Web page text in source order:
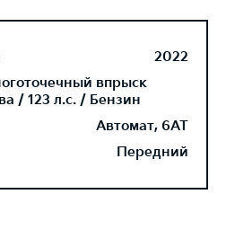
2022
впрыск
/ 123 л.с. / Бензин
Автомат, 6AT
Передний